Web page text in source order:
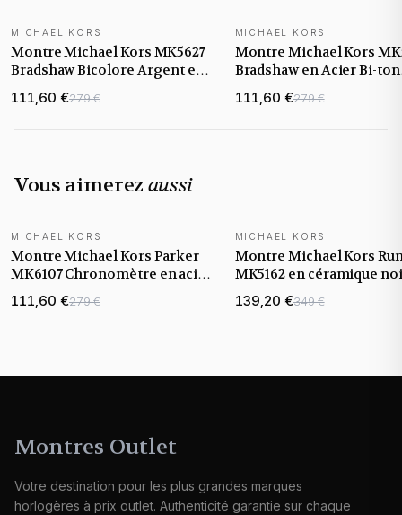
MICHAEL KORS
Montre Michael Kors MK5627
Bradshaw Bicolore Argent et
Or
111,60 €279 €
MICHAEL KORS
Montre Michael Kors
Bradshaw en Acier Bi-ton
Argent et Or
111,60 €279 €
Vous aimerez aussi
MICHAEL KORS
Montre Michael Kors Parker
MK6107 Chronomètre en acier
noir
111,60 €279 €
MICHAEL KORS
Montre Michael Kors
MK5162 en céramique
139,20 €349 €
Montres Outlet
Votre destination pour les plus grandes marques
horlogères à prix outlet. Authenticité garantie sur chaque